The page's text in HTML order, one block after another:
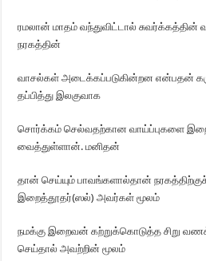
ரமலான் மாதம் வந்துவிட்டால் சுவர்க்கத்தின்
நரகத்தின்
வாசல்கள் அடைக்கப்படுகின்றன என்பதன்
தப்பித்து இலகுவாக
சொர்க்கம் செல்வதற்கான வாய்ப்புகளை
வைத்துள்ளான். மனிதன்
தான் செய்யும் பாவங்களால்தான்
இறைத்தூதர்(ஸல்) அவர்கள் மூலம்
நமக்கு இறைவன் கற்றுக்கொடுத்த சிறு
செய்தால் அவற்றின் மூலம்